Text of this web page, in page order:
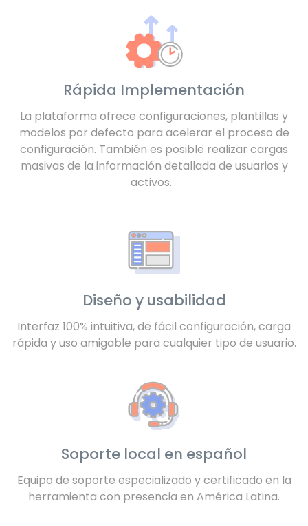
Rápida Implementación
La plataforma ofrece configuraciones, plantillas y
modelos por defecto para acelerar el proceso de
configuración. También es posible realizar cargas
masivas de la información detallada de usuarios y
activos.
Diseño y usabilidad
Interfaz 100% intuitiva, de fácil configuración, carga
rápida y uso amigable para cualquier tipo de usuario.
Soporte local en español
Equipo de soporte especializado ycertificado en la
herramienta con presencia en América Latina.